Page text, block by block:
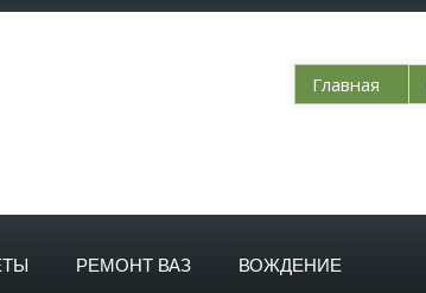
Главная
РЕМОНТ ВАЗ ВОЖДЕНИЕ